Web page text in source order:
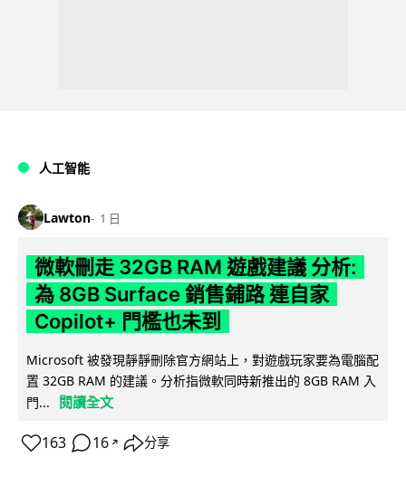
人工智能
Lawton 1 日
微軟刪走 32GB RAM 遊戲建議 分析:
為 8GB Surface 銷售鋪路 連自家
Copilot+ 門檻也未到
Microsoft 被發現靜靜刪除官方網站上，對遊戲玩家要為電腦配
置 32GB RAM 的建議。分析指微軟同時新推出的 8GB RAM 入
門...
閱讀全文
163 16 ↗ 分享